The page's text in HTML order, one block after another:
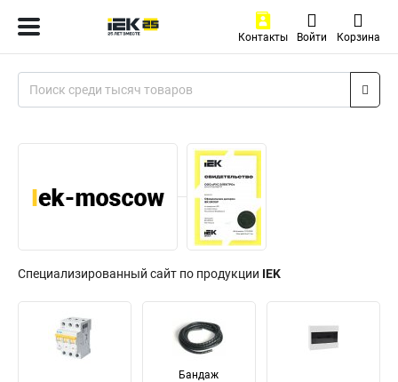
Контакты Войти Корзина
Специализированный сайт по продукции IEK
Бандаж